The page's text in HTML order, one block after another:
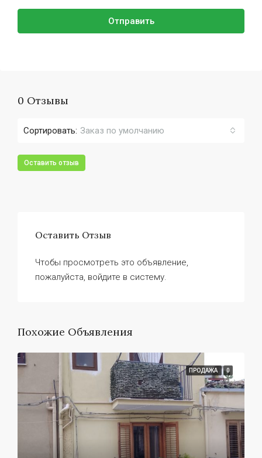
Отправить
0 Отзывы
Сортировать: Заказ по умолчанию
Оставить отзыв
Оставить Отзыв
Чтобы просмотреть это объявление,
пожалуйста, войдите в систему.
Похожие Объявления
ПРОДАЖА 0